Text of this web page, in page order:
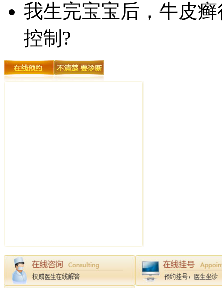
我生完宝宝后，牛皮
控制?